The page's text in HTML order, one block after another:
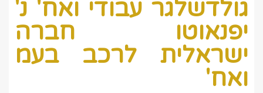
גולדשלגר עבודי ואח' נ'
יפנאוטו חברה
ישראלית לרכב בעמ
ואח'